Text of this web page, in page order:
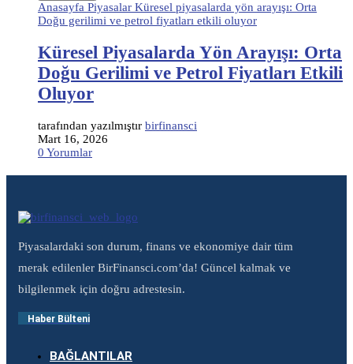
Anasayfa Piyasalar Küresel piyasalarda yön arayışı: Orta
Doğu gerilimi ve petrol fiyatları etkili oluyor
Küresel Piyasalarda Yön Arayışı: Orta
Doğu Gerilimi ve Petrol Fiyatları Etkili
Oluyor
tarafından yazılmıştır birfinansci
Mart 16, 2026
0 Yorumlar
Piyasalardaki son durum, finans ve ekonomiye dair tüm
merak edilenler BirFinansci.com’da! Güncel kalmak ve
bilgilenmek için doğru adrestesin.
Haber Bülteni
BAĞLANTILAR